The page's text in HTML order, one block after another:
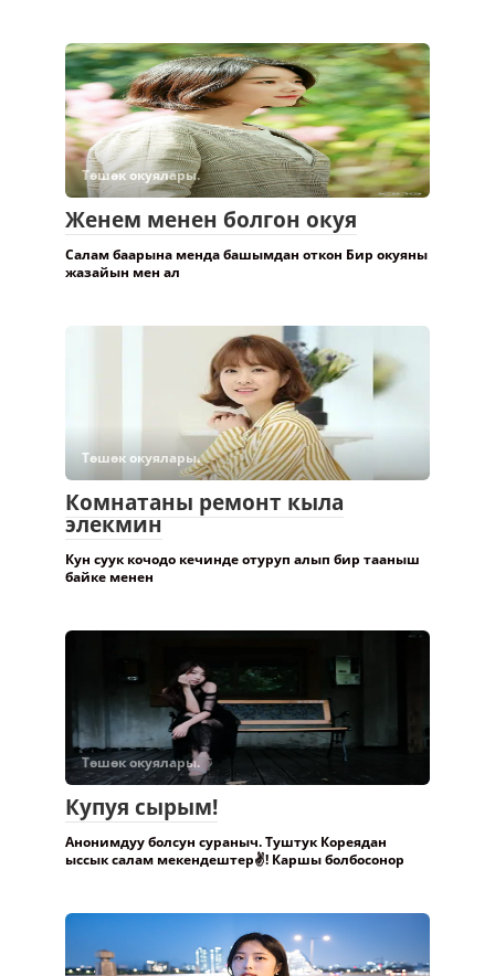
Төшөк окуялары.
Женем менен болгон окуя
Салам баарына менда башымдан откон Бир окуяны
жазайын мен ал
Төшөк окуялары.
Комнатаны ремонт кыла
элекмин
Кун суук кочодо кечинде отуруп алып бир тааныш
байке менен
Төшөк окуялары.
Купуя сырым!
Анонимдуу болсун сураныч. Туштук Кореядан
ыссык салам мекендештер✌️! Каршы болбосонор